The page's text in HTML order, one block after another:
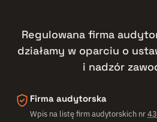
Regulowana firma
działamy w oparciu o
i nadzór
Firma audytorska
Wpis na listę firm audytorskich nr